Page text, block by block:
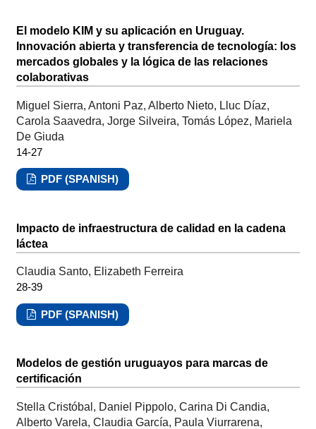
El modelo KIM y su aplicación en Uruguay.
Innovación abierta y transferencia de tecnología: los
mercados globales y la lógica de las relaciones
colaborativas
Miguel Sierra, Antoni Paz, Alberto Nieto, Lluc Díaz,
Carola Saavedra, Jorge Silveira, Tomás López, Mariela
De Giuda
14-27
PDF (SPANISH)
Impacto de infraestructura de calidad en la cadena
láctea
Claudia Santo, Elizabeth Ferreira
28-39
PDF (SPANISH)
Modelos de gestión uruguayos para marcas de
certificación
Stella Cristóbal, Daniel Pippolo, Carina Di Candia,
Alberto Varela, Claudia García, Paula Viurrarena,